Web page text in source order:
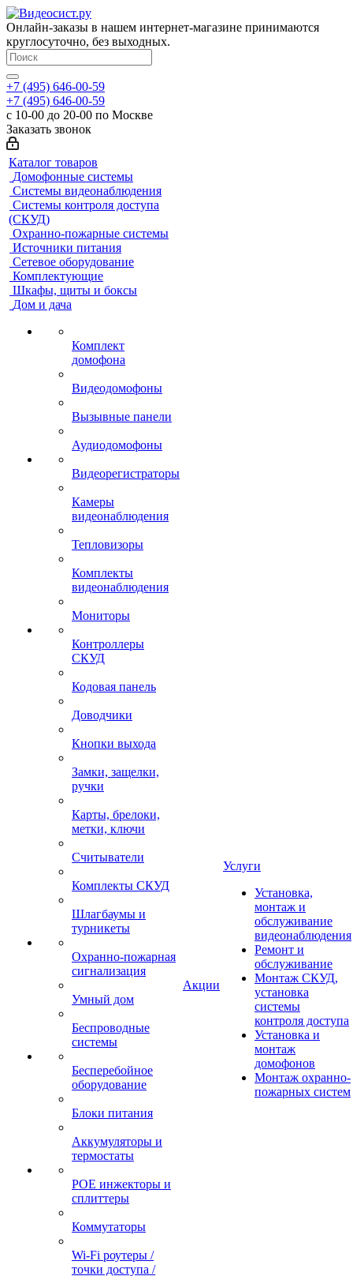
Онлайн-заказы в нашем интернет-магазине принимаются
круглосуточно, без выходных.
+7 (495) 646-00-59
+7 (495) 646-00-59
с 10-00 до 20-00 по Москве
Заказать звонок
Каталог товаров
Домофонные системы
Системы видеонаблюдения
Системы контроля доступа
(СКУД)
Охранно-пожарные системы
Источники питания
Сетевое оборудование
Комплектующие
Шкафы, щиты и боксы
Дом и дача
Комплект
домофона
Видеодомофоны
Вызывные панели
Аудиодомофоны
Видеорегистраторы
Камеры
видеонаблюдения
Тепловизоры
Комплекты
видеонаблюдения
Мониторы
Контроллеры
СКУД
Кодовая панель
Доводчики
Кнопки выхода
Замки, защелки,
ручки
Карты, брелоки,
метки, ключи
Считыватели
Комплекты СКУД
Шлагбаумы и
турникеты
Охранно-пожарная
сигнализация
Умный дом
Беспроводные
системы
Бесперебойное
оборудование
Блоки питания
Аккумуляторы и
термостаты
POE инжекторы и
сплиттеры
Коммутаторы
Wi-Fi роутеры /
точки доступа /
Акции
Услуги
Установка,
монтаж и
обслуживание
видеонаблюдения
Ремонт и
обслуживание
Монтаж СКУД,
установка
системы
контроля доступа
Установка и
монтаж
домофонов
Монтаж охранно-
пожарных систем